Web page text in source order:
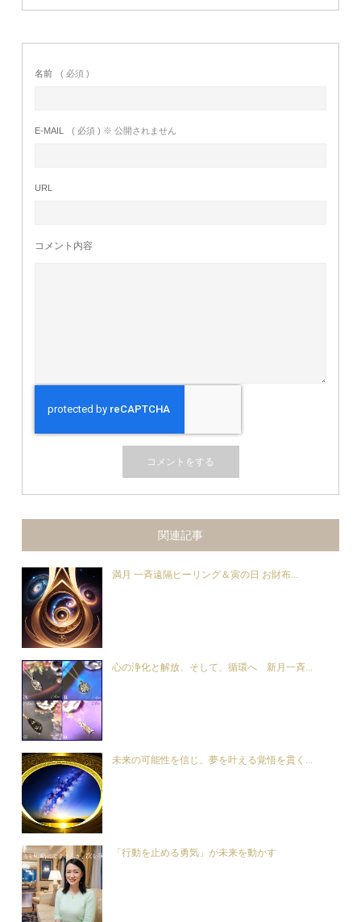
名前 ( 必須 )
E-MAIL ( 必須 ) ※ 公開されません
URL
コメント内容
関連記事
満月 一斉遠隔ヒーリング＆寅の日 お財布...
心の浄化と解放、そして、循環へ 新月一斉...
未来の可能性を信じ、夢を叶える覚悟を貫く...
「行動を止める勇気」が未来を動かす